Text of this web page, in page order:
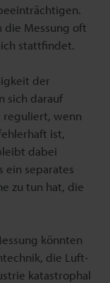
die Messung oft
stattfindet.
der
sich darauf
reguliert, wenn
ist,
dabei
ein separates
zu tun hat, die
könnten
die Luft-
katastrophal